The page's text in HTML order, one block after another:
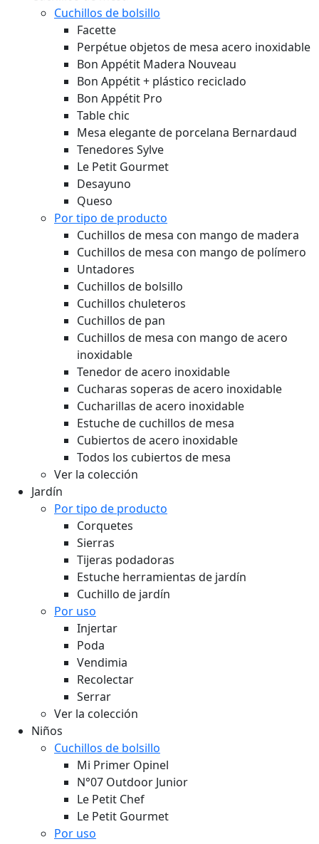
Cuchillos de bolsillo
Facette
Perpétue objetos de mesa acero inoxidable
Bon Appétit Madera Nouveau
Bon Appétit + plástico reciclado
Bon Appétit Pro
Table chic
Mesa elegante de porcelana Bernardaud
Tenedores Sylve
Le Petit Gourmet
Desayuno
Queso
Por tipo de producto
Cuchillos de mesa con mango de madera
Cuchillos de mesa con mango de polímero
Untadores
Cuchillos de bolsillo
Cuchillos chuleteros
Cuchillos de pan
Cuchillos de mesa con mango de acero
inoxidable
Tenedor de acero inoxidable
Cucharas soperas de acero inoxidable
Cucharillas de acero inoxidable
Estuche de cuchillos de mesa
Cubiertos de acero inoxidable
Todos los cubiertos de mesa
Ver la colección
Jardín
Por tipo de producto
Corquetes
Sierras
Tijeras podadoras
Estuche herramientas de jardín
Cuchillo de jardín
Por uso
Injertar
Poda
Vendimia
Recolectar
Serrar
Ver la colección
Niños
Cuchillos de bolsillo
Mi Primer Opinel
N°07 Outdoor Junior
Le Petit Chef
Le Petit Gourmet
Por uso